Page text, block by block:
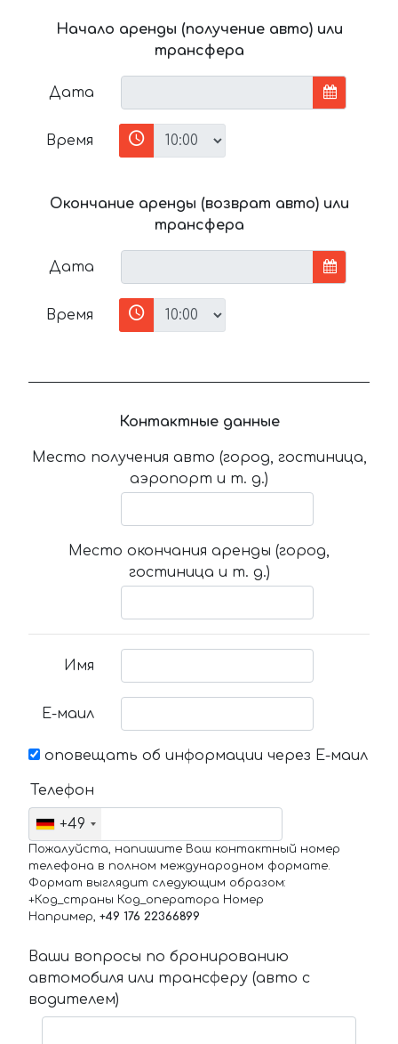
Начало аренды (получение авто) или
трансфера
Дата
Время
Окончание аренды (возврат авто) или
трансфера
Дата
Время
Контактные данные
Место получения авто (город, гостиница,
аэропорт и т. д.)
Место окончания аренды (город,
гостиница и т. д.)
Имя
Е-маил
оповещать об информации через Е-маил
Телефон
+49
Пожалуйста, напишите Ваш контактный номер
телефона в полном международном формате.
Формат выглядит следующим образом:
+Код_страны Код_оператора Номер
Например, +49 176 22366899
Ваши вопросы по бронированию
автомобиля или трансферу (авто с
водителем)